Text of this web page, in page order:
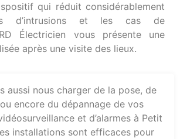
qui réduit considérablement
d’intrusions et les cas de
Électricien vous présente une
après une visite des lieux.
aussi nous charger de la pose, de
ou encore du dépannage de vos
et d’alarmes à Petit
installations sont efficaces pour